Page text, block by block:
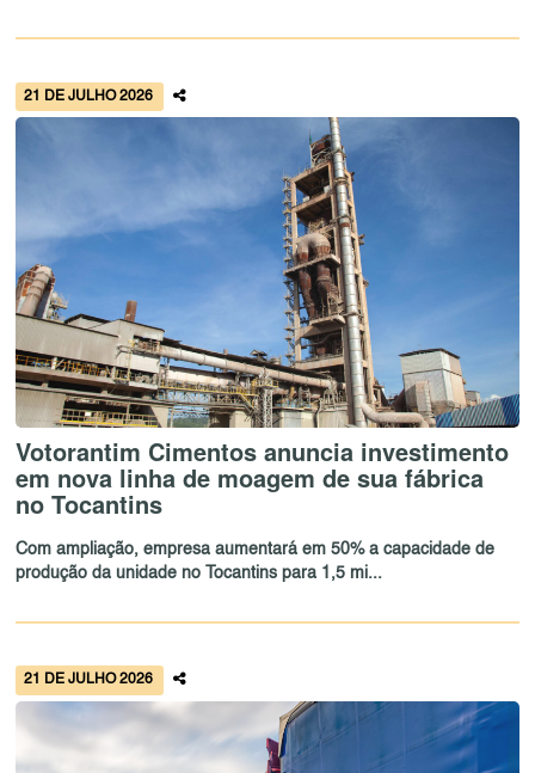
21 DE JULHO 2026
Votorantim Cimentos anuncia investimento
em nova linha de moagem de sua fábrica
no Tocantins
Com ampliação, empresa aumentará em 50% a capacidade de
produção da unidade no Tocantins para 1,5 mi...
21 DE JULHO 2026